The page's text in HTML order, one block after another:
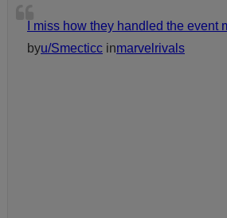
I miss how they handled the event
byu/Smecticc inmarvelrivals